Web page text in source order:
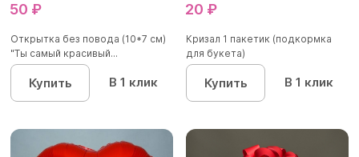
50 ₽
Открытка без повода (10*7 см)
"Ты самый красивый...
Купить В 1 клик
20 ₽
Кризал 1 пакетик (подкормка
для букета)
Купить В 1 клик